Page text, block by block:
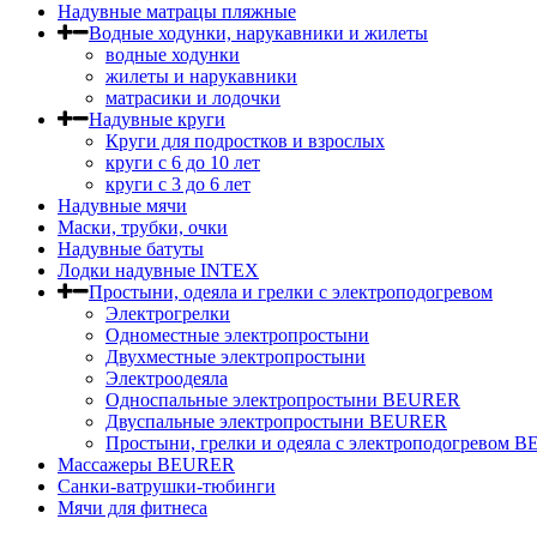
Надувные матрацы пляжные
Водные ходунки, нарукавники и жилеты
водные ходунки
жилеты и нарукавники
матрасики и лодочки
Надувные круги
Круги для подростков и взрослых
круги с 6 до 10 лет
круги c 3 до 6 лет
Надувные мячи
Маски, трубки, очки
Надувные батуты
Лодки надувные INTEX
Простыни, одеяла и грелки с электроподогревом
Электрогрелки
Одноместные электропростыни
Двухместные электропростыни
Электроодеяла
Односпальные электропростыни BEURER
Двуспальные электропростыни BEURER
Простыни, грелки и одеяла с электроподогревом
Массажеры BEURER
Санки-ватрушки-тюбинги
Мячи для фитнеса